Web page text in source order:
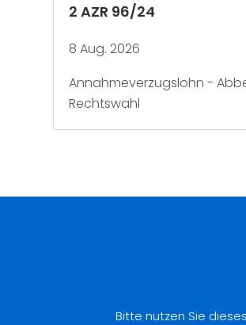
2 AZR 96/24
8 Aug. 2026
Annahmeverzugslohn -
Rechtswahl
Bitte nutzen Sie